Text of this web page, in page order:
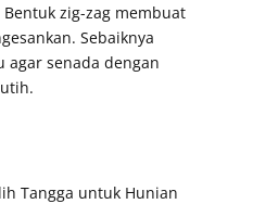
zig-zag membuat
Sebaiknya
senada dengan
Tangga untuk Hunian